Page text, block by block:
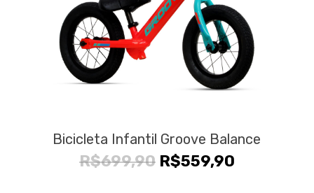
Bicicleta Infantil Groove Balance
R$699,90 O
R$559,90O